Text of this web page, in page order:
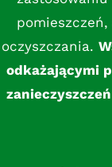
oczyszczania.
odkażającymi
zanieczyszczeń